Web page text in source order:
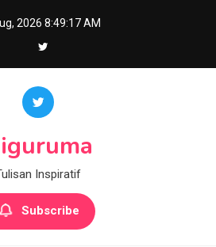
2026 8:49:18 AM
Inspiratif
Subscribe